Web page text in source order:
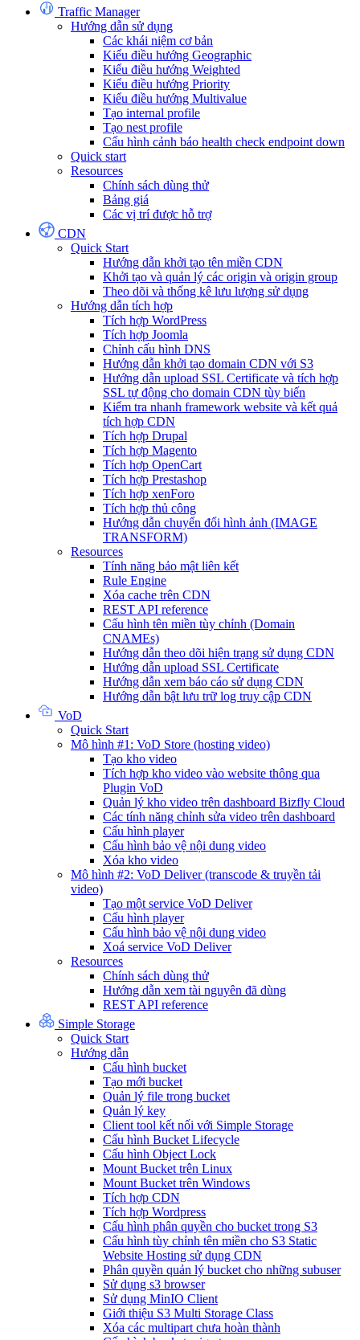
Traffic Manager
Hướng dẫn sử dụng
Các khái niệm cơ bản
Kiểu điều hướng Geographic
Kiểu điều hướng Weighted
Kiểu điều hướng Priority
Kiểu điều hướng Multivalue
Tạo internal profile
Tạo nest profile
Cấu hình cảnh báo health check endpoint down
Quick start
Resources
Chính sách dùng thử
Bảng giá
Các vị trí được hỗ trợ
CDN
Quick Start
Hướng dẫn khởi tạo tên miền CDN
Khởi tạo và quản lý các origin và origin group
Theo dõi và thống kê lưu lượng sử dụng
Hướng dẫn tích hợp
Tích hợp WordPress
Tích hợp Joomla
Chỉnh cấu hình DNS
Hướng dẫn khởi tạo domain CDN với S3
Hướng dẫn upload SSL Certificate và tích hợp
SSL tự động cho domain CDN tùy biến
Kiểm tra nhanh framework website và kết quả
tích hợp CDN
Tích hợp Drupal
Tích hợp Magento
Tích hợp OpenCart
Tích hợp Prestashop
Tích hợp xenForo
Tích hợp thủ công
Hướng dẫn chuyển đổi hình ảnh (IMAGE
TRANSFORM)
Resources
Tính năng bảo mật liên kết
Rule Engine
Xóa cache trên CDN
REST API reference
Cấu hình tên miền tùy chỉnh (Domain
CNAMEs)
Hướng dẫn theo dõi hiện trạng sử dụng CDN
Hướng dẫn upload SSL Certificate
Hướng dẫn xem báo cáo sử dụng CDN
Hướng dẫn bật lưu trữ log truy cập CDN
VoD
Quick Start
Mô hình #1: VoD Store (hosting video)
Tạo kho video
Tích hợp kho video vào website thông qua
Plugin VoD
Quản lý kho video trên dashboard Bizfly Cloud
Các tính năng chỉnh sửa video trên dashboard
Cấu hình player
Cấu hình bảo vệ nội dung video
Xóa kho video
Mô hình #2: VoD Deliver (transcode & truyền tải
video)
Tạo một service VoD Deliver
Cấu hình player
Cấu hình bảo vệ nội dung video
Xoá service VoD Deliver
Resources
Chính sách dùng thử
Hướng dẫn xem tài nguyên đã dùng
REST API reference
Simple Storage
Quick Start
Hướng dẫn
Cấu hình bucket
Tạo mới bucket
Quản lý file trong bucket
Quản lý key
Client tool kết nối với Simple Storage
Cấu hình Bucket Lifecycle
Cấu hình Object Lock
Mount Bucket trên Linux
Mount Bucket trên Windows
Tích hợp CDN
Tích hợp Wordpress
Cấu hình phân quyền cho bucket trong S3
Cấu hình tùy chỉnh tên miền cho S3 Static
Website Hosting sử dụng CDN
Phân quyền quản lý bucket cho những subuser
Sử dụng s3 browser
Sử dụng MinIO Client
Giới thiệu S3 Multi Storage Class
Xóa các multipart chưa hoàn thành